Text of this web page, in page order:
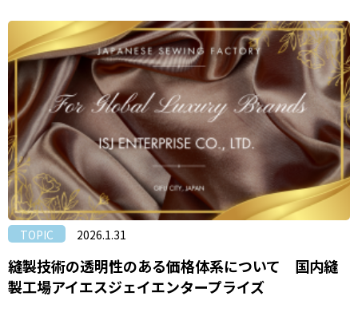
TOPIC 2026.1.31
縫製技術の透明性のある価格体系について 国内縫
製工場アイエスジェイエンタープライズ